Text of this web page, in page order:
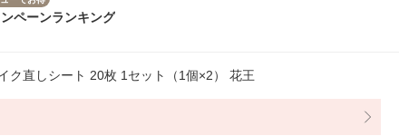
ペーンランキング
ク直しシート 20枚 1セット（1個×2） 花王